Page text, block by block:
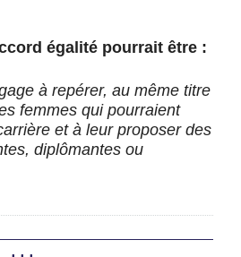
égalité pourrait être :
à repérer, au même titre
femmes qui pourraient
et à leur proposer des
diplômantes ou